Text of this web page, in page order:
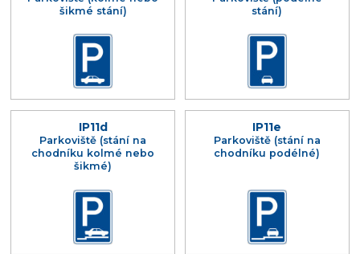
šikmé stání)
stání)
IP11d
Parkoviště (stání na
chodníku kolmé nebo
šikmé)
IP11e
Parkoviště (stání na
chodníku podélné)